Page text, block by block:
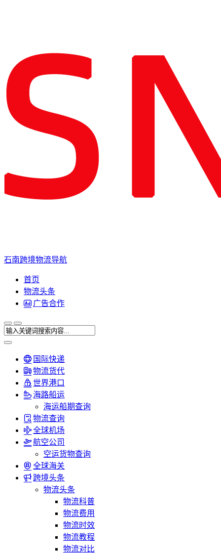
石南跨境物流导航
首页
物流头条
广告合作
国际快递
物流货代
世界港口
海路船运
海运船期查询
物流查询
全球机场
航空公司
空运货物查询
全球海关
跨境头条
物流头条
物流科普
物流费用
物流时效
物流教程
物流对比